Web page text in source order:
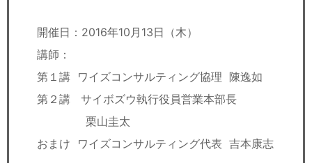
開催日：2016年10月13日（木）
講師：
第１講 ワイズコンサルティング協理 陳逸如
第２講 サイボズウ執行役員営業本部長
栗山圭太
おまけ ワイズコンサルティング代表 吉本康志